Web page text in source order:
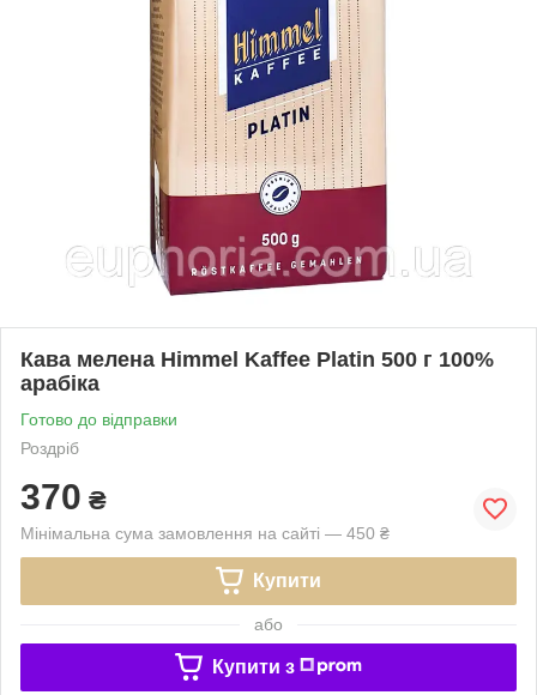
Кава мелена Himmel Kaffee Platin 500 г 100%
арабіка
Готово до відправки
Роздріб
370 ₴
Мінімальна сума замовлення на сайті — 450 ₴
Купити
або
Купити з